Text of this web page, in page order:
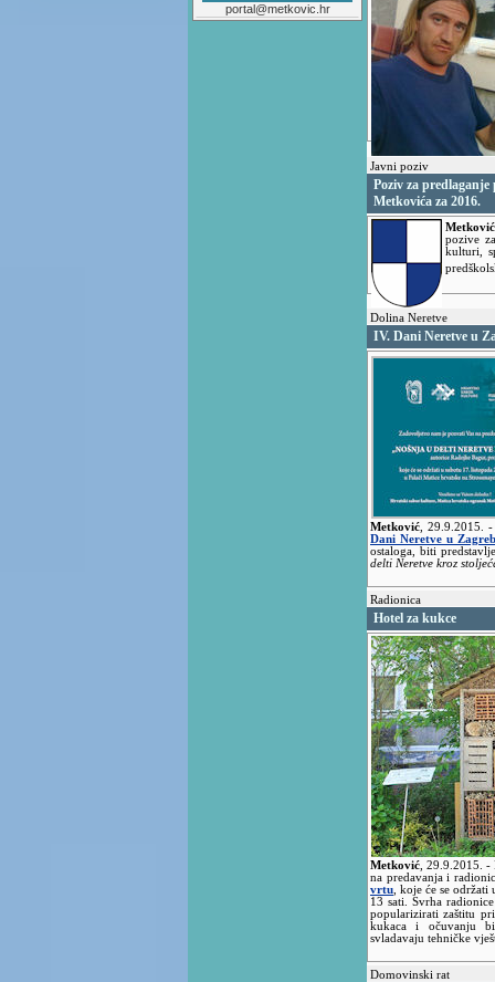
portal@metkovic.hr
Javni poziv
Poziv za
Metkovića za 2016.
Metković
pozive
kulturi,
Dolina Neretve
IV. Dani Neretve u
Metković 29.9.2015. -
Dani Neretve u
ostaloga, biti
delti Neretve kroz
Radionica
Hotel za kukce
Metković 29.9.2015. -
na predavanja i
vrtu , koje će se
13 sati. Svrha
popularizirati zaštitu
kukaca i očuvanju
svladavaju tehničke
Domovinski rat